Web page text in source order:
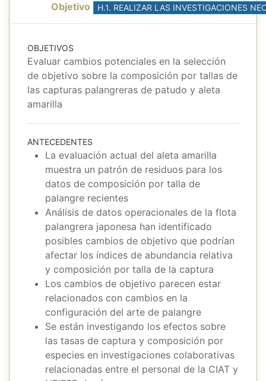
Objetivo
OBJETIVOS
Evaluar cambios potenciales en la selección
de objetivo sobre la composición por tallas de
las capturas palangreras de patudo y aleta
amarilla
ANTECEDENTES
La evaluación actual del aleta amarilla
muestra un patrón de residuos para los
datos de composición por talla de
palangre recientes
Análisis de datos operacionales de la flota
palangrera japonesa han identificado
posibles cambios de objetivo que podrían
afectar los índices de abundancia relativa
y composición por talla de la captura
Los cambios de objetivo parecen estar
relacionados con cambios en la
configuración del arte de palangre
Se están investigando los efectos sobre
las tasas de captura y composición por
especies en investigaciones colaborativas
relacionadas entre el personal de la CIAT y